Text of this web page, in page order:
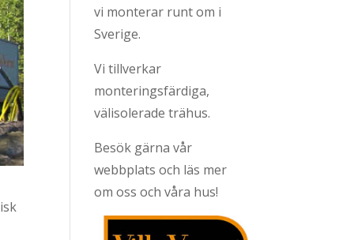
vi monterar runt om i
Sverige.
Vi tillverkar
monteringsfärdiga,
välisolerade trähus.
Besök gärna vår
webbplats och läs mer
om oss och våra hus!